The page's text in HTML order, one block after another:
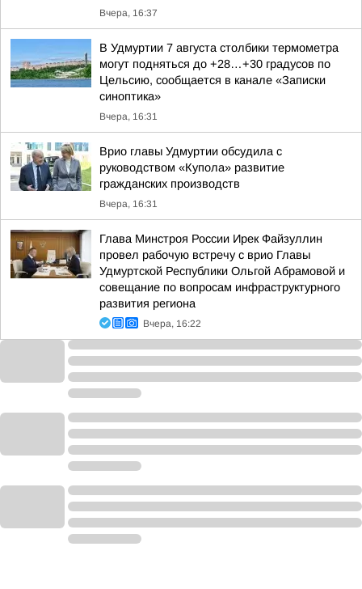
Вчера, 16:37
В Удмуртии 7 августа столбики термометра
могут подняться до +28…+30 градусов по
Цельсию, сообщается в канале «Записки
синоптика»
Вчера, 16:31
Врио главы Удмуртии обсудила с
руководством «Купола» развитие
гражданских производств
Вчера, 16:31
Глава Минстроя России Ирек Файзуллин
провел рабочую встречу с врио Главы
Удмуртской Республики Ольгой Абрамовой и
совещание по вопросам инфраструктурного
развития региона
Вчера, 16:22